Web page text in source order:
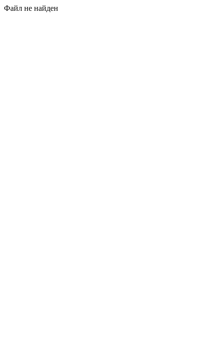
Файл не найден